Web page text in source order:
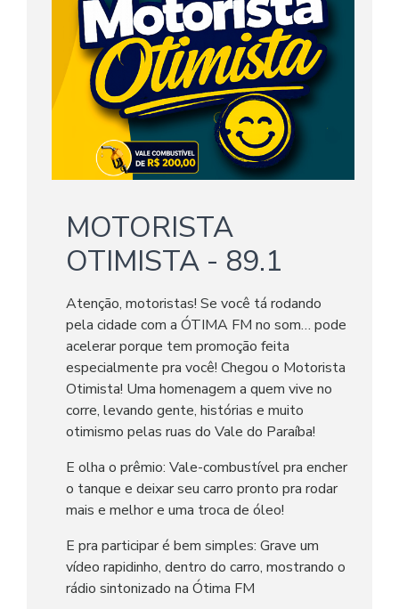
MOTORISTA
OTIMISTA - 89.1
Atenção, motoristas! Se você tá rodando
pela cidade com a ÓTIMA FM no som… pode
acelerar porque tem promoção feita
especialmente pra você! Chegou o Motorista
Otimista! Uma homenagem a quem vive no
corre, levando gente, histórias e muito
otimismo pelas ruas do Vale do Paraíba!
E olha o prêmio: Vale-combustível pra encher
o tanque e deixar seu carro pronto pra rodar
mais e melhor e uma troca de óleo!
E pra participar é bem simples: Grave um
vídeo rapidinho, dentro do carro, mostrando o
rádio sintonizado na Ótima FM